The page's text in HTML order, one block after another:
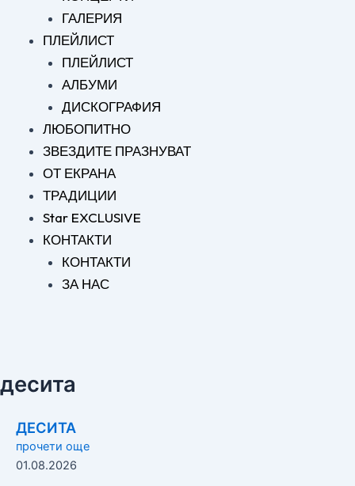
ГАЛЕРИЯ
ПЛЕЙЛИСТ
ПЛЕЙЛИСТ
АЛБУМИ
ДИСКОГРАФИЯ
ЛЮБОПИТНО
ЗВЕЗДИТЕ ПРАЗНУВАТ
ОТ ЕКРАНА
ТРАДИЦИИ
Star EXCLUSIVE
КОНТАКТИ
КОНТАКТИ
ЗА НАС
десита
ДЕСИТА
прочети още
01.08.2026